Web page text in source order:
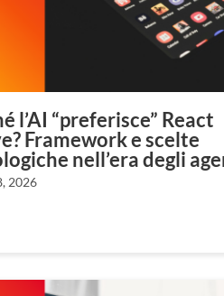
l’AI “preferisce” React
Framework e scelte
nell’era degli
2026